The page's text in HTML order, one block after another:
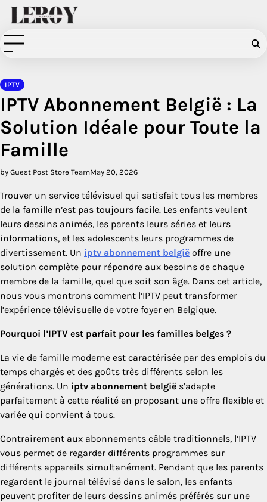
Skip
content
IPTV
IPTV Abonnement België : La
Solution Idéale pour Toute la
Famille
by Guest Post Store TeamMay 20, 2026
Trouver un service télévisuel qui satisfait tous les membres
de la famille n’est pas toujours facile. Les enfants veulent
leurs dessins animés, les parents leurs séries et leurs
informations, et les adolescents leurs programmes de
divertissement. Un iptv abonnement belgië offre une
solution complète pour répondre aux besoins de chaque
membre de la famille, quel que soit son âge. Dans cet article,
nous vous montrons comment l’IPTV peut transformer
l’expérience télévisuelle de votre foyer en Belgique.
Pourquoi l’IPTV est parfait pour les familles belges ?
La vie de famille moderne est caractérisée par des emplois du
temps chargés et des goûts très différents selon les
générations. Un iptv abonnement belgië s’adapte
parfaitement à cette réalité en proposant une offre flexible et
variée qui convient à tous.
Contrairement aux abonnements câble traditionnels, l’IPTV
vous permet de regarder différents programmes sur
différents appareils simultanément. Pendant que les parents
regardent le journal télévisé dans le salon, les enfants
peuvent profiter de leurs dessins animés préférés sur une